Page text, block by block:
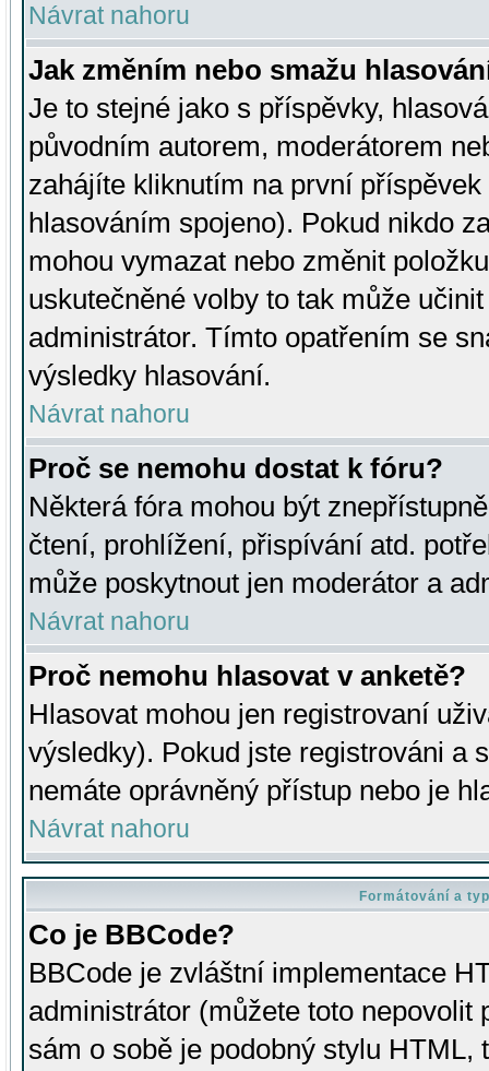
Návrat nahoru
Jak změním nebo smažu
Je to stejné jako s příspěvky,
původním autorem, moderátorem
zahájíte kliknutím na první
hlasováním spojeno). Pokud nikdo
mohou vymazat nebo změnit
uskutečněné volby to tak může
administrátor. Tímto opatřením se
výsledky hlasování.
Návrat nahoru
Proč se nemohu dostat k fóru?
Některá fóra mohou být
čtení, prohlížení, přispívání atd.
může poskytnout jen moderátor a
Návrat nahoru
Proč nemohu hlasovat v anketě?
Hlasovat mohou jen registrovaní
výsledky). Pokud jste registrováni a
nemáte oprávněný přístup nebo je
Návrat nahoru
Formátování a
Co je BBCode?
BBCode je zvláštní implementace
administrátor (můžete toto
sám o sobě je podobný stylu HTML,